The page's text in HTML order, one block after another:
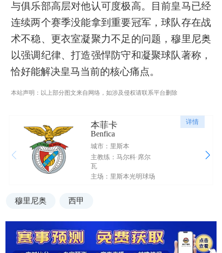
与俱乐部高层对他认可度极高。目前皇马已经
连续两个赛季没能拿到重要冠军，球队存在战
术不稳、更衣室凝聚力不足的问题，穆里尼奥
以强调纪律、打造强悍防守和凝聚球队著称，
恰好能解决皇马当前的核心痛点。
本站声明：以上部分图文来自网络，如涉及侵权请联系平台删除
详情
本菲卡
Benfica
城市：里斯本
主教练：马尔科·席尔
瓦
主场：里斯本光明球场
穆里尼奥 西甲